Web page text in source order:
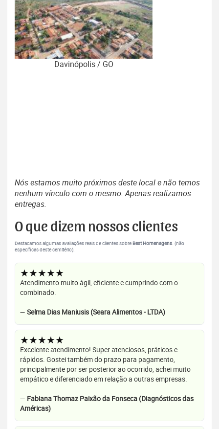
Davinópolis / GO
Nós estamos muito próximos deste local e não temos
nenhum vínculo com o mesmo. Apenas realizamos
entregas.
O que dizem nossos clientes
Destacamos algumas avaliações reais de clientes sobre Best Homenagens. (não
específicas deste cemitério).
★★★★★
Atendimento muito ágil, eficiente e cumprindo com o
combinado.
— Selma Dias Maniusis (Seara Alimentos - LTDA)
★★★★★
Excelente atendimento! Super atenciosos, práticos e
rápidos. Gostei também do prazo para pagamento,
principalmente por ser posterior ao ocorrido, achei muito
empático e diferenciado em relação a outras empresas.
— Fabiana Thomaz Paixão da Fonseca (Diagnósticos das
Américas)